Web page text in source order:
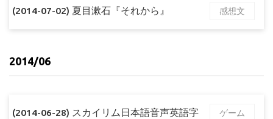
(2014-07-02) 夏目漱石『それから』 感想文
2014/06
(2014-06-28) スカイリム日本語音声英語字
ゲーム